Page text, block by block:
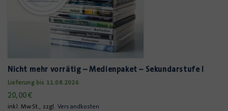
Nicht mehr vorrätig – Medienpaket – Sekundarstufe I
Lieferung bis 11.08.2026
20,00€
inkl. MwSt., zzgl. Versandkosten